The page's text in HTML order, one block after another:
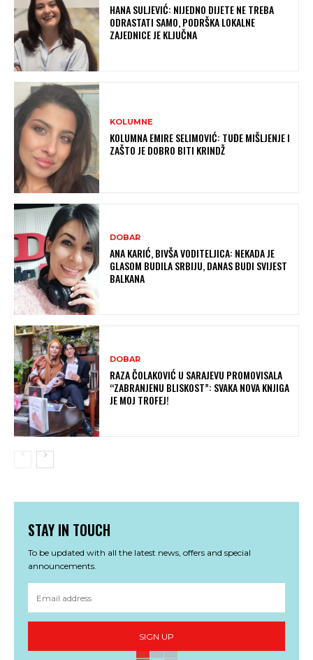
HANA SULJEVIĆ: NIJEDNO DIJETE NE TREBA
ODRASTATI SAMO, PODRŠKA LOKALNE
ZAJEDNICE JE KLJUČNA
KOLUMNE
KOLUMNA EMIRE SELIMOVIĆ: TUĐE MIŠLJENJE I
ZAŠTO JE DOBRO BITI KRINDŽ
DOBAR
ANA KARIĆ, BIVŠA VODITELJICA: NEKADA JE
GLASOM BUDILA SRBIJU, DANAS BUDI SVIJEST
BALKANA
DOBAR
RAZA ČOLAKOVIĆ U SARAJEVU PROMOVISALA
“ZABRANJENU BLISKOST”: SVAKA NOVA KNJIGA
JE MOJ TROFEJ!
STAY IN TOUCH
To be updated with all the latest news, offers and special
announcements.
SIGN UP